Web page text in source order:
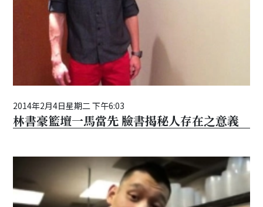
2014年2月4日星期二 下午6:03
林書豪籃壇一馬當先 臉書揭秘人存在之意義